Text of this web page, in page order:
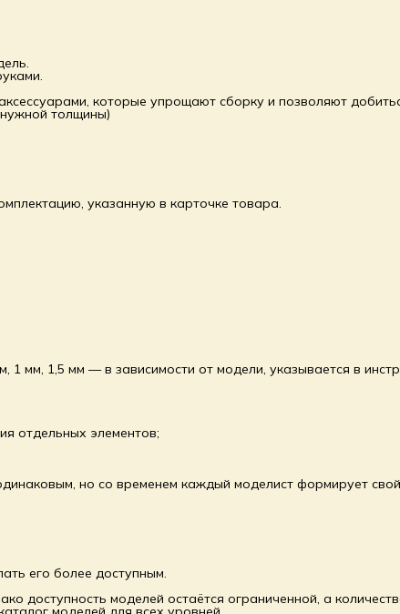
которые упрощают сборку и позволяют
толщины)
указанную в карточке товара.
мм, 1,5 мм — в зависимости от модели, указывается в
отдельных элементов;
но со временем каждый моделист формирует
его более доступным.
доступность моделей остаётся ограниченной, а